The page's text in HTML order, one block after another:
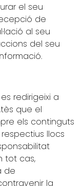
el seu
de
al seu
del seu
redirigeixi a
que el
els continguts
llocs
tot cas,
de
la